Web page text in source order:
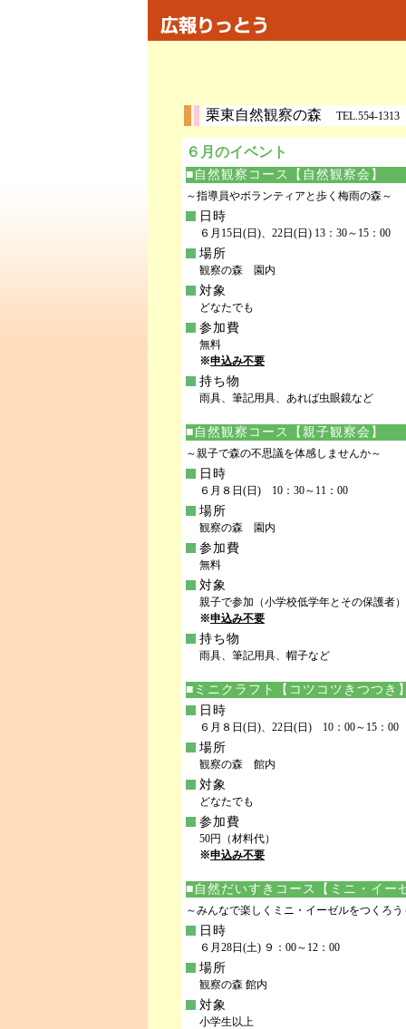
栗東自然観察の森 TEL.554-
６月のイベント
■自然観察コース【自然観察会】
～指導員やボランティアと歩く梅雨の森～
日時
６月15日(日)、22日(日) 13：30～15：00
場所
観察の森 園内
対象
どなたでも
参加費
無料
※申込み不要
持ち物
雨具、筆記用具、あれば虫眼鏡など
■自然観察コース【親子観察会】
～親子で森の不思議を体感しませんか～
日時
６月８日(日) 10：30～11：00
場所
観察の森 園内
参加費
無料
対象
親子で参加（小学校低学年とその保護者）
※申込み不要
持ち物
雨具、筆記用具、帽子など
■ミニクラフト【コツコツきつつき
日時
６月８日(日)、22日(日) 10：00～15：00
場所
観察の森 館内
対象
どなたでも
参加費
50円（材料代）
※申込み不要
■自然だいすきコース【ミニ・イー
～みんなで楽しくミニ・イーゼルをつくろう
日時
６月28日(土) ９：00～12：00
場所
観察の森 館内
対象
小学生以上